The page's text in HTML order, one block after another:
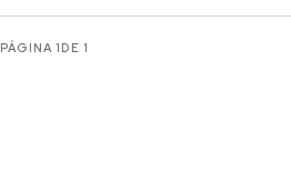
PÁGINA 1 DE 1